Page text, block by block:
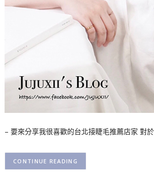
– 要來分享我很喜歡的台北接睫毛推薦店家 對
CONTINUE READING